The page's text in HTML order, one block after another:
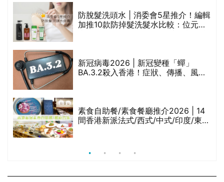
防脫髮洗頭水 | 消委會5星推介！編輯
加推10款防掉髮洗髮水比較：位元
新冠病毒2026 | 新冠變種「蟬」
BA.3.2殺入香港！症狀、傳播、風險
素食自助餐/素食餐廳推介2026 | 14
間香港新派法式/西式/中式/印度/東南